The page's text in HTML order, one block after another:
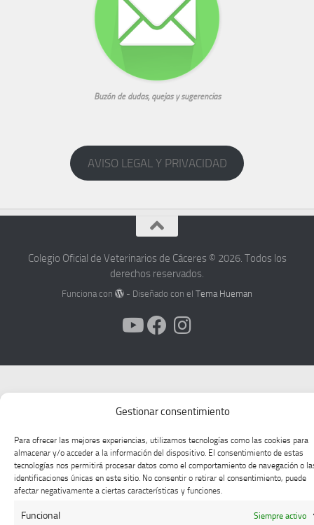
Gestionar consentimiento
Para ofrecer las mejores experiencias, utilizamos tecnologías como las cookies para
almacenar y/o acceder a la información del dispositivo. El consentimiento de estas
tecnologías nos permitirá procesar datos como el comportamiento de navegación o
identificaciones únicas en este sitio. No consentir o retirar el consentimiento, puede
afectar negativamente a ciertas características y funciones.
Funcional Siempre activo
Buzón de dudas, quejas y sugerencias
AVISO LEGAL Y PRIVACIDAD
Colegio Oficial de Veterinarios de Cáceres © 2026. Todos los
derechos reservados.
Funciona con - Diseñado con elTema Hueman